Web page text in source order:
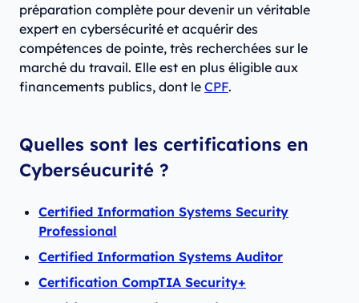
préparation complète pour devenir un véritable
expert en cybersécurité et acquérir des
compétences de pointe, très recherchées sur le
marché du travail. Elle est en plus éligible aux
financements publics, dont le CPF.
Quelles sont les certifications en
Cyberséucurité ?
Certified Information Systems Security
Professional
Certified Information Systems Auditor
Certification CompTIA Security+